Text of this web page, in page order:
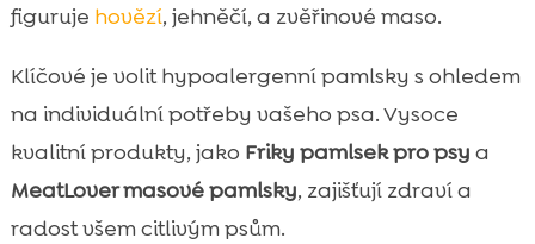
figuruje hovězí, jehněčí, a zvěřinové maso.
Klíčové je volit hypoalergenní pamlsky s ohledem
na individuální potřeby vašeho psa. Vysoce
kvalitní produkty, jako Friky pamlsek pro psy a
MeatLover masové pamlsky, zajišťují zdraví a
radost všem citlivým psům.